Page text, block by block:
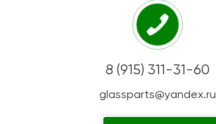
8 (915) 311-31-60
glassparts@yandex.ru